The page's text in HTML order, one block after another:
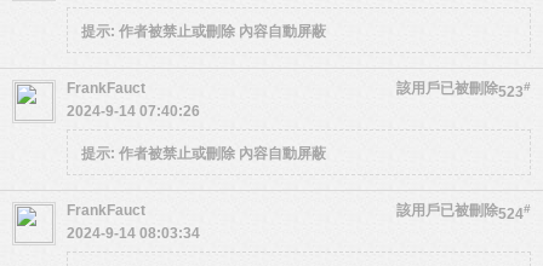
提示: 作者被禁止或刪除 內容自動屏蔽
523#
FrankFauct
該用戶已被刪除
2024-9-14 07:40:26
提示: 作者被禁止或刪除 內容自動屏蔽
524#
FrankFauct
該用戶已被刪除
2024-9-14 08:03:34